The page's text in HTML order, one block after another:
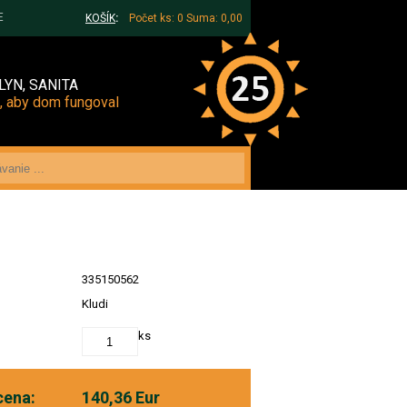
KOŠÍK: Počet ks: 0 Suma: 0,00
SANITA
aby dom fungoval
335150562
Kludi
ks
140,36 Eur